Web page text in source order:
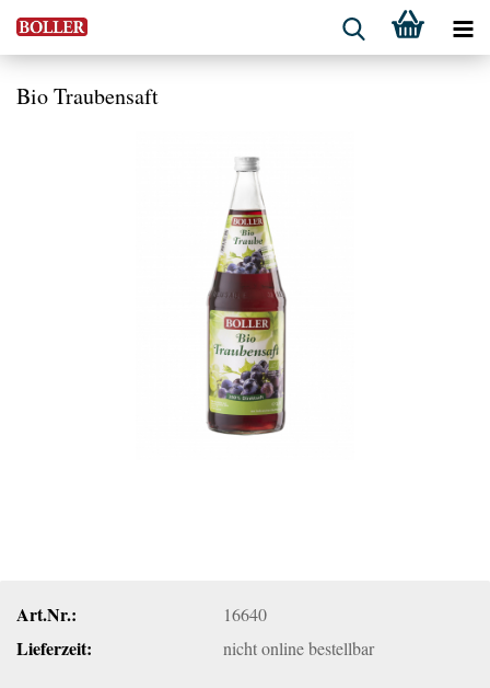
Bio Traubensaft
Art.Nr.: 16640
Lieferzeit: nicht online bestellbar